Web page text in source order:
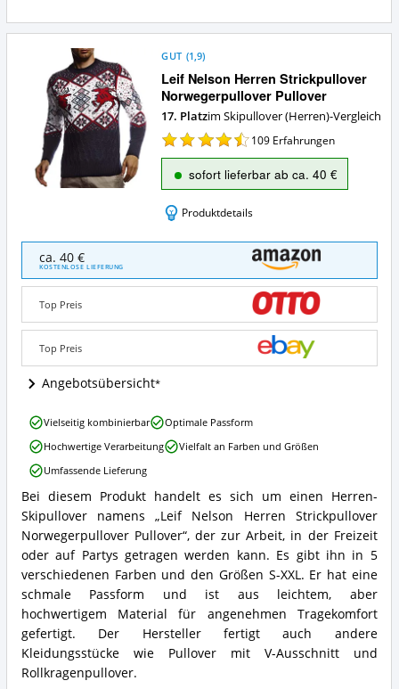
Skipullover
(Herren)?
Leif Nelson Herren Strickpullover
Norwegerpullover Pullover
GUT (1,9)
17. Platzim Skipullover (Herren)-Vergleich
109 Erfahrungen
sofort lieferbar ab ca. 40 €
Produktdetails
Nelson
Herren
Strickpullover
Norwegerpullover
Pullover
Angebote:
Wo
ist
dieser
(Herren)
erhältlich?
ca. 40 €
KOSTENLOSE LIEFERUNG
Top Preis
Top Preis
Angebotsübersicht
Leif
Nelson
Herren
Strickpullover
Norwegerpullover
Pullover
Zusammenfassung:
Was
bietet
dieser
Skipullover
(Herren)?
Bei diesem Produkt handelt es sich um einen Herren-
Skipullover namens „Leif Nelson Herren Strickpullover
Norwegerpullover Pullover“, der zur Arbeit, in der Freizeit
oder auf Partys getragen werden kann. Es gibt ihn in 5
verschiedenen Farben und den Größen S-XXL. Er hat eine
schmale Passform und ist aus leichtem, aber
hochwertigem Material für angenehmen Tragekomfort
gefertigt. Der Hersteller fertigt auch andere
Kleidungsstücke wie Pullover mit V-Ausschnitt und
Rollkragenpullover.
Leif
Nelson
Herren
Strickpullover
Norwegerpullover
Pullover
Vorteile:
Was
spricht
für
diesen
Skipullover
(Herren)?
Vielseitig kombinierbar
Optimale Passform
Hochwertige Verarbeitung
Vielfalt an Farben und Größen
Umfassende Lieferung